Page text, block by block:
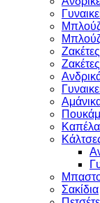
Ζακέτες
Καπέλα
Σακίδια